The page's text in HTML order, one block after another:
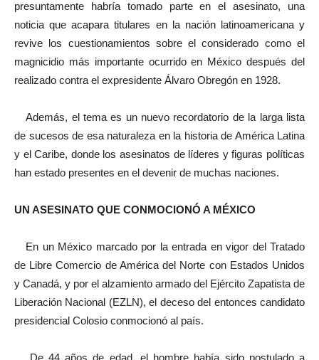
presuntamente habría tomado parte en el asesinato, una
noticia que acapara titulares en la nación latinoamericana y
revive los cuestionamientos sobre el considerado como el
magnicidio más importante ocurrido en México después del
realizado contra el expresidente Álvaro Obregón en 1928.
Además, el tema es un nuevo recordatorio de la larga lista
de sucesos de esa naturaleza en la historia de América Latina
y el Caribe, donde los asesinatos de líderes y figuras políticas
han estado presentes en el devenir de muchas naciones.
UN ASESINATO QUE CONMOCIONÓ A MÉXICO
En un México marcado por la entrada en vigor del Tratado
de Libre Comercio de América del Norte con Estados Unidos
y Canadá, y por el alzamiento armado del Ejército Zapatista de
Liberación Nacional (EZLN), el deceso del entonces candidato
presidencial Colosio conmocionó al país.
De 44 años de edad, el hombre había sido postulado a